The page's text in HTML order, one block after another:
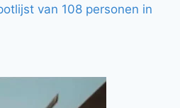
van 108 personen in